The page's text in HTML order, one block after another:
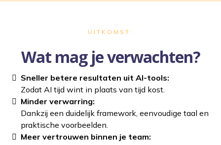
UITKOMST:
Wat mag je verwachten?
Sneller betere resultaten uit AI-tools:
Zodat AI tijd wint in plaats van tijd kost.
Minder verwarring:
Dankzij een duidelijk framework, eenvoudige taal en
praktische voorbeelden.
Meer vertrouwen binnen je team: